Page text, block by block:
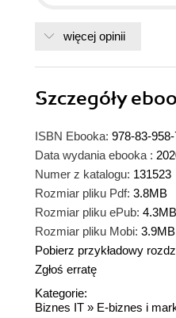
więcej opinii
Szczegóły
ISBN Ebooka: 978-83-
Data wydania ebooka :
Numer z katalogu: 131523
Rozmiar pliku Pdf: 3.8MB
Rozmiar pliku ePub: 4.3MB
Rozmiar pliku Mobi: 3.9MB
Pobierz przykładowy
Zgłoś erratę
Kategorie:
Biznes IT » E-biznes i